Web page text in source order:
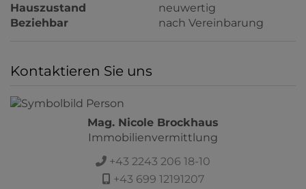
Hauszustand
neuwertig
Beziehbar
nach Vereinbarung
Kontaktieren Sie uns
Mag. Nicole Brockhaus
Immobilienvermittlung
+43 2243 206 18-10
+43 699 12191207